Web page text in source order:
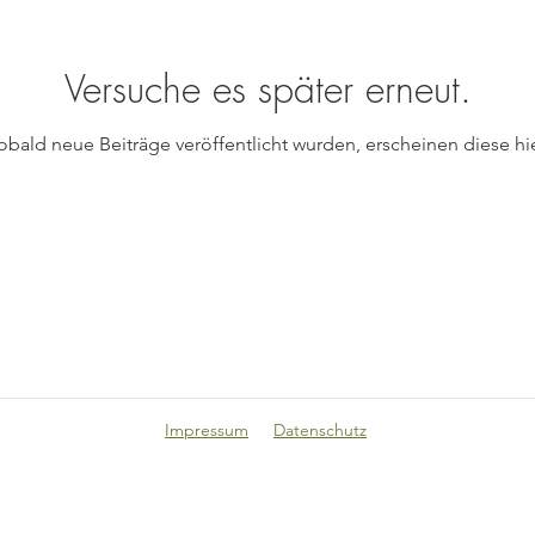
Versuche es später erneut.
neue Beiträge veröffentlicht wurden, erscheinen diese
Impressum Datenschutz